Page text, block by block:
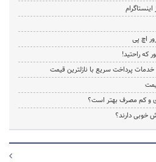
که راحتید!
پرداخت سریع با نازلترین قیمت
و کم مصرف بهتر است؟
خوبی دارند؟